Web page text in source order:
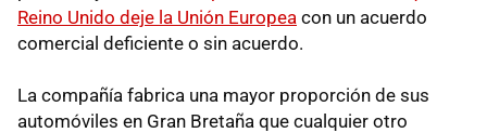
Reino Unido deje la Unión Europea con un acuerdo
comercial deficiente o sin acuerdo.
La compañía fabrica una mayor proporción de sus
automóviles en Gran Bretaña que cualquier otro